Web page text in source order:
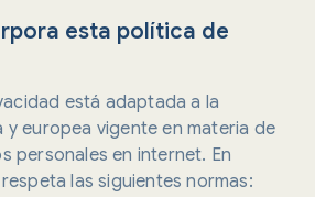
esta política de
está adaptada a la
y europea vigente en materia de
personales en internet. En
las siguientes normas: